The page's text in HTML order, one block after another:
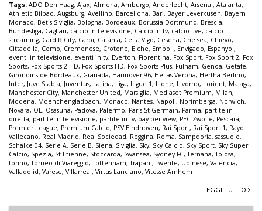
Tags: ADO Den Haag, Ajax, Almeria, Amburgo, Anderlecht, Arsenal, Atalanta,
Athletic Bilbao, Augsburg, Avellino, Barcellona, Bari, Bayer Leverkusen, Bayern
Monaco, Betis Siviglia, Bologna, Bordeaux, Borussia Dortmund, Brescia,
Bundesliga, Cagliari, calcio in televisione, Calcio in tv, calcio live, calcio
streaming, Cardiff City, Carpi, Catania, Celta Vigo, Cesena, Chelsea, Chievo,
Cittadella, Como, Cremonese, Crotone, Elche, Empoli, Envigado, Espanyol,
eventi in televisione, eventi in tv, Everton, Fiorentina, Fox Sport, Fox Sport 2, Fox
Sports, Fox Sports 2 HD, Fox Sports HD, Fox Sports Plus, Fulham, Genoa, Getafe,
Girondins de Bordeaux, Granada, Hannover 96, Hellas Verona, Hertha Berlino,
Inter, Juve Stabia, Juventus, Latina, Liga, Ligue 1, Lione, Livorno, Lorient, Malaga,
Manchester City, Manchester United, Marsiglia, Mediaset Premium, Milan,
Modena, Moenchengladbach, Monaco, Nantes, Napoli, Norimberga, Norwich,
Novara, OL, Osasuna, Padova, Palermo, Paris St Germain, Parma, partite in
diretta, partite in televisione, partite in tv, pay per view, PEC Zwolle, Pescara,
Premier League, Premium Calcio, PSV Eindhoven, Rai Sport, Rai Sport 1, Rayo
Vallecano, Real Madrid, Real Sociedad, Reggina, Roma, Sampdoria, sassuolo,
Schalke 04, Serie A, Serie B, Siena, Siviglia, Sky, Sky Calcio, Sky Sport, Sky Super
Calcio, Spezia, St Etienne, Stoccarda, Swansea, Sydney FC,Ternana,Tolosa,
torino,Torneo di Viareggio,Tottenham,Trapani,Twente, Udinese, Valencia,
Valladolid, Varese, Villarreal, Virtus Lanciano, Vitesse Arnhem
LEGGI TUTTO